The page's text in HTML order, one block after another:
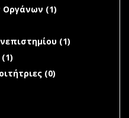
άλλων φορέων
Οργάνων filter
Οργάνων (1)
Οργάνων
filter
(1)
filter
(0)